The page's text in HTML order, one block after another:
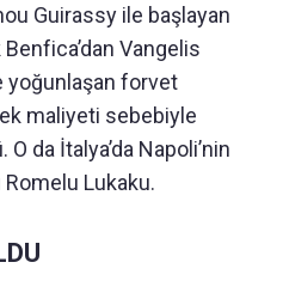
Guirassy ile başlayan
Vangelis
yoğunlaşan forvet
maliyeti sebebiyle
da İtalya’da Napoli’nin
Lukaku.